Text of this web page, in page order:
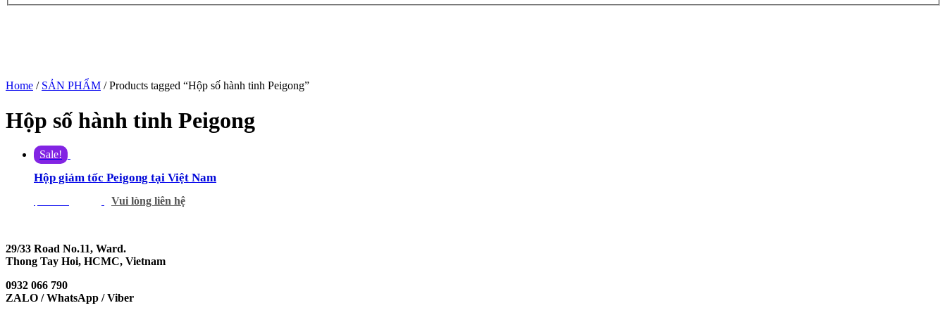
Home / SẢN PHẨM / Products tagged “Hộp số hành tinh Peigong”
Hộp số hành tinh Peigong
Sale!
Hộp giảm tốc Peigong tại Việt Nam
Vui lòng liên hệ
29/33 Road No.11, Ward.
Thong Tay Hoi, HCMC, Vietnam
0932 066 790
ZALO / WhatsApp / Viber